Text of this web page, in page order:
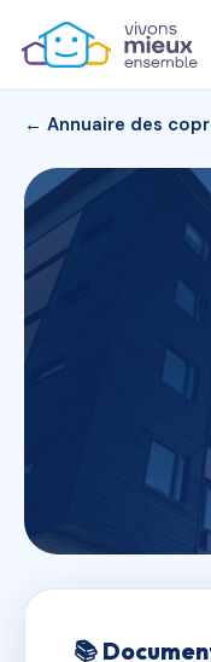
← Annuaire des
SDC 83
📚